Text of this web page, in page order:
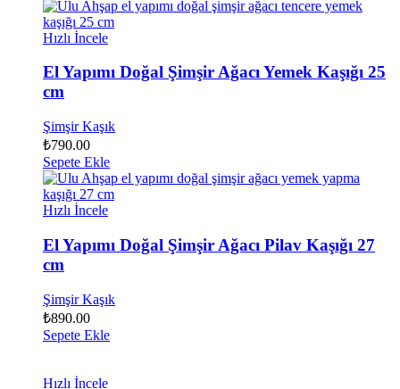
Hızlı İncele
El Yapımı Doğal Şimşir Ağacı Yemek Kaşığı 25
cm
Şimşir Kaşık
₺790.00
Sepete Ekle
Hızlı İncele
El Yapımı Doğal Şimşir Ağacı Pilav Kaşığı 27
cm
Şimşir Kaşık
₺890.00
Sepete Ekle
Hızlı İncele